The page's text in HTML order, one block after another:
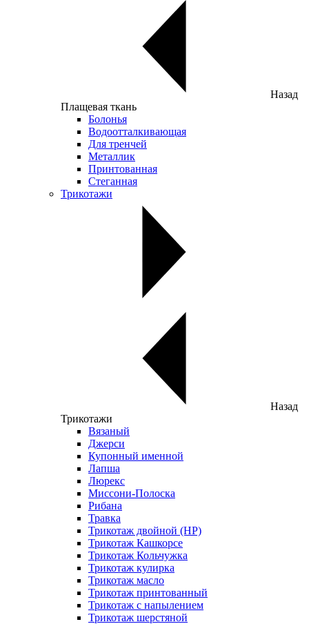
Назад
Плащевая ткань
Болонья
Водоотталкивающая
Для тренчей
Металлик
Принтованная
Стеганная
Трикотажи
Назад
Трикотажи
Вязаный
Джерси
Купонный именной
Лапша
Люрекс
Миссони-Полоска
Рибана
Травка
Трикотаж двойной (НР)
Трикотаж Кашкорсе
Трикотаж Кольчужка
Трикотаж кулирка
Трикотаж масло
Трикотаж принтованный
Трикотаж с напылением
Трикотаж шерстяной